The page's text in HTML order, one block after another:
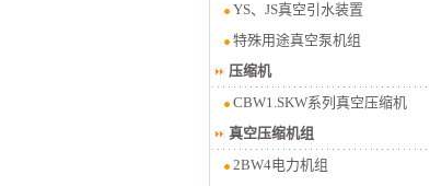
YS、JS真空引水装置
特殊用途真空泵机组
压缩机
CBW1.SKW系列真空压缩机
真空压缩机组
2BW4电力机组